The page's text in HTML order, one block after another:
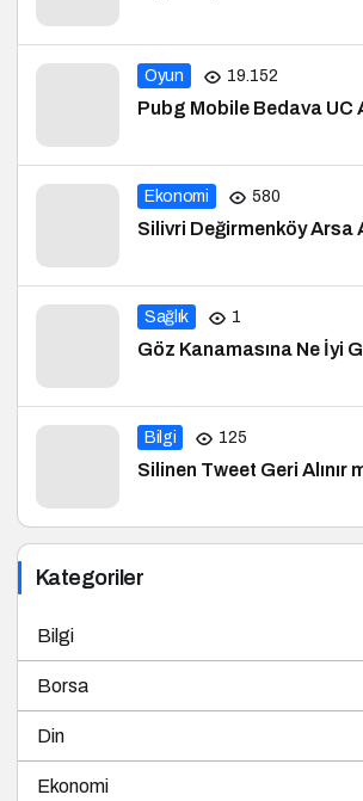
Oyun 19.152
Pubg Mobile Bedava UC
Ekonomi 580
Silivri Değirmenköy Arsa
Sağlık 1
Göz Kanamasına Ne İyi
Bilgi 125
Silinen Tweet Geri Alınır
Kategoriler
Bilgi
Borsa
Din
Ekonomi